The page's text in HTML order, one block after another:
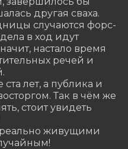
другая сваха.
случаются форс-
в ход идут
настало время
речей и
лет, а публика и
Так в чём же
стоит увидеть
живущими